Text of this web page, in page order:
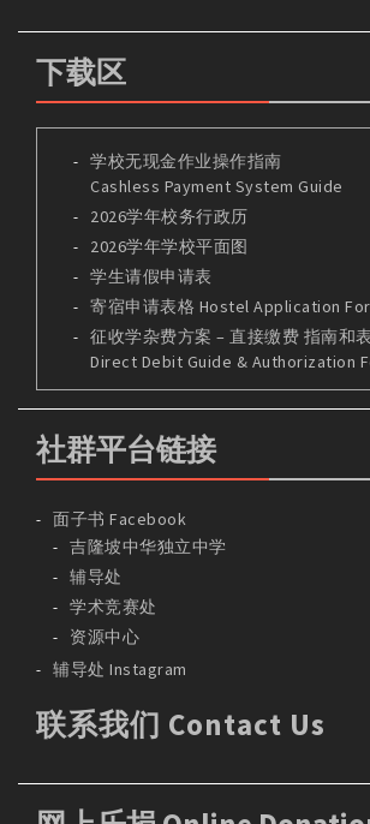
下载区
学校无现金作业操作指南
Cashless Payment System Guide
2026学年校务行政历
2026学年学校平面图
学生请假申请表
寄宿申请表格 Hostel Application
征收学杂费方案 – 直接缴费 指南和
Direct Debit Guide & Authorization
社群平台链接
面子书 Facebook
吉隆坡中华独立中学
辅导处
学术竞赛处
资源中心
辅导处 Instagram
联系我们 Contact Us